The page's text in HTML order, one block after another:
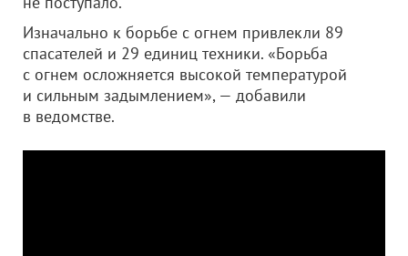
Изначально к борьбе с огнем привлекли 89
спасателей и 29 единиц техники. «Борьба
с огнем осложняется высокой температурой
и сильным задымлением», — добавили
в ведомстве.